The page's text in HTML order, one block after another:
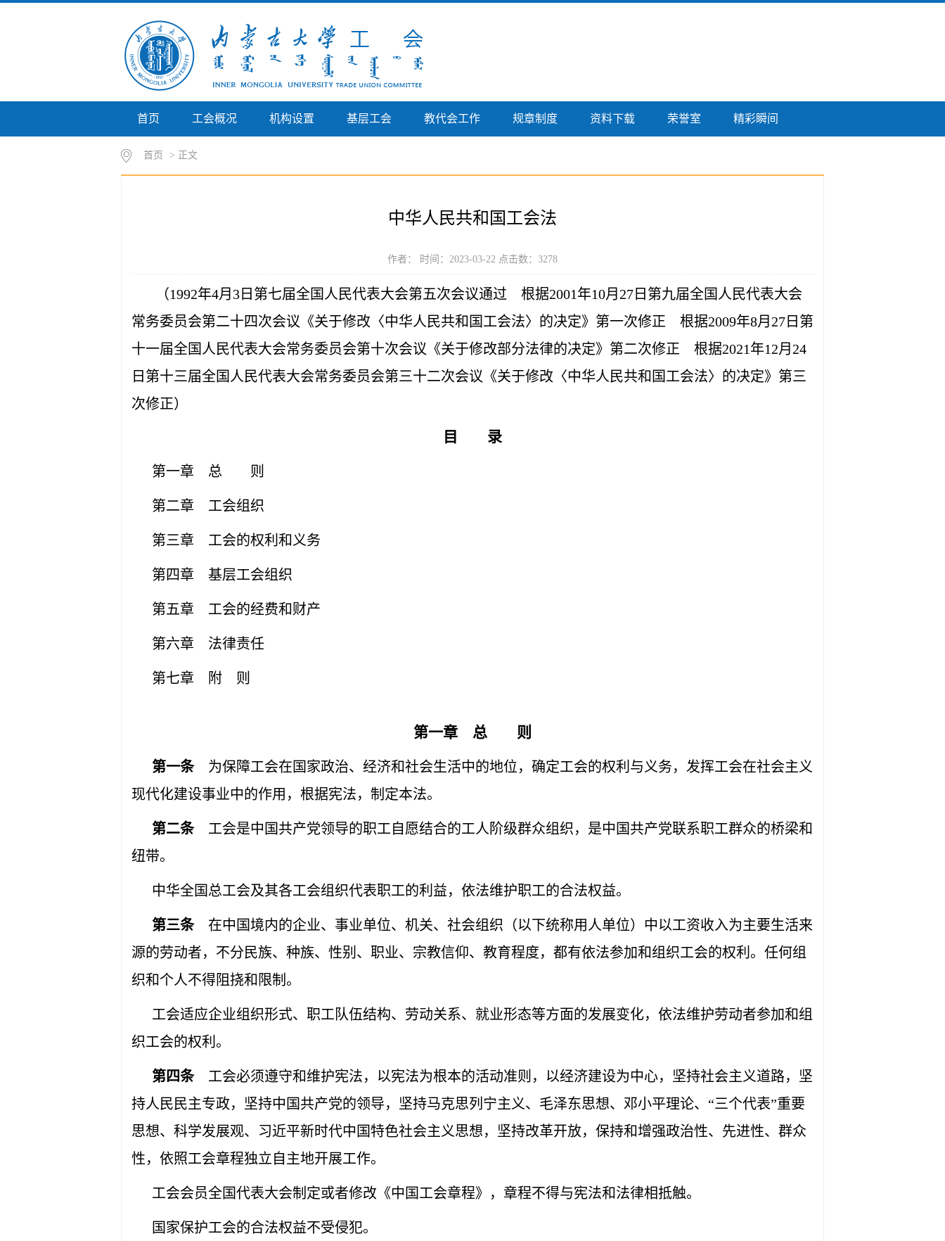
首页 工会概况 机构设置 基层工会 教代会工作 规章制度 资料下载 荣誉室 精彩瞬间
首页 > 正文
中华人民共和国工会法
作者： 时间：2023-03-22 点击数： 3278
（1992年4月3日第七届全国人民代表大会第五次会议通过 根据2001年10月27日第九届全国人民代表大会
常务委员会第二十四次会议《关于修改〈中华人民共和国工会法〉的决定》第一次修正 根据2009年8月27日第
十一届全国人民代表大会常务委员会第十次会议《关于修改部分法律的决定》第二次修正 根据2021年12月24
日第十三届全国人民代表大会常务委员会第三十二次会议《关于修改〈中华人民共和国工会法〉的决定》第三
次修正）
目 录
第一章 总 则
第二章 工会组织
第三章 工会的权利和义务
第四章 基层工会组织
第五章 工会的经费和财产
第六章 法律责任
第七章 附 则
第一章 总 则
第一条为保障工会在国家政治、经济和社会生活中的地位，确定工会的权利与义务，发挥工会在社会主义
现代化建设事业中的作用，根据宪法，制定本法。
第二条
工会是中国共产党领导的职工自愿结合的工人阶级群众组织，是中国共产党联系职工群众的桥梁和
纽带。
中华全国总工会及其各工会组织代表职工的利益，依法维护职工的合法权益。
第三条在中国境内的企业、事业单位、机关、社会组织（以下统称用人单位）中以工资收入为主要生活来
源的劳动者，不分民族、种族、性别、职业、宗教信仰、教育程度，都有依法参加和组织工会的权利。任何组
织和个人不得阻挠和限制。
工会适应企业组织形式、职工队伍结构、劳动关系、就业形态等方面的发展变化，依法维护劳动者参加和组
织工会的权利。
第四条工会必须遵守和维护宪法，以宪法为根本的活动准则，以经济建设为中心，坚持社会主义道路，坚
持人民民主专政，坚持中国共产党的领导，坚持马克思列宁主义、毛泽东思想、邓小平理论、“三个代表”重要
思想、科学发展观、习近平新时代中国特色社会主义思想，坚持改革开放，保持和增强政治性、先进性、群众
性，依照工会章程独立自主地开展工作。
工会会员全国代表大会制定或者修改《中国工会章程》，章程不得与宪法和法律相抵触。
国家保护工会的合法权益不受侵犯。